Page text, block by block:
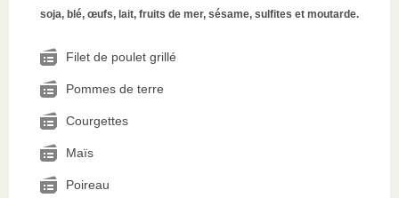
soja, blé, œufs, lait, fruits de mer, sésame, sulfites et moutarde.
Filet de poulet grillé
Pommes de terre
Courgettes
Maïs
Poireau